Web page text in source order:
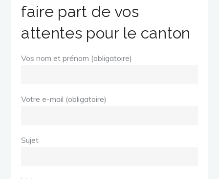
faire part de vos
attentes pour le canton
Vos nom et prénom (obligatoire)
Votre e-mail (obligatoire)
Sujet